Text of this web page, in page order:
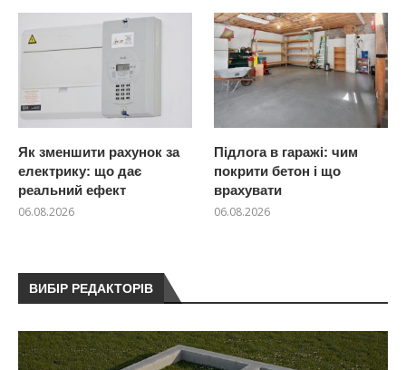
Як зменшити рахунок за
електрику: що дає
реальний ефект
06.08.2026
Підлога в гаражі: чим
покрити бетон і що
врахувати
06.08.2026
ВИБІР РЕДАКТОРІВ